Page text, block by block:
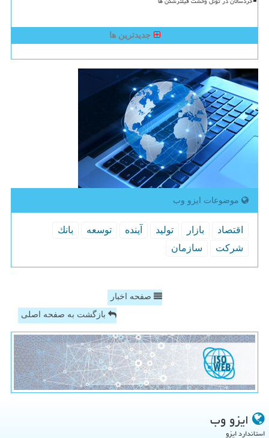
جدیدترین ها
موضوعات ایزو وب
اقتصاد بازار تولید آینده توسعه
بانك
شركت
سازمان
صفحه اخبار
بازگشت به صفحه اصلی
ایزو وب
استاندارد ایزو